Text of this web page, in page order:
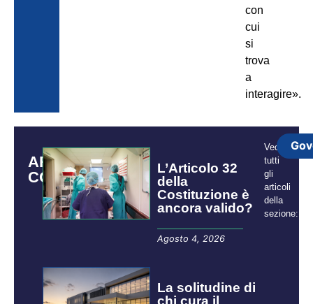
con
cui
si
trova
a
interagire».
ARTICOLI
CORRELATI
L’Articolo 32
della
Costituzione è
ancora valido?
Agosto 4, 2026
La solitudine di
Vedi
tutti
gli
articoli
della
sezione: